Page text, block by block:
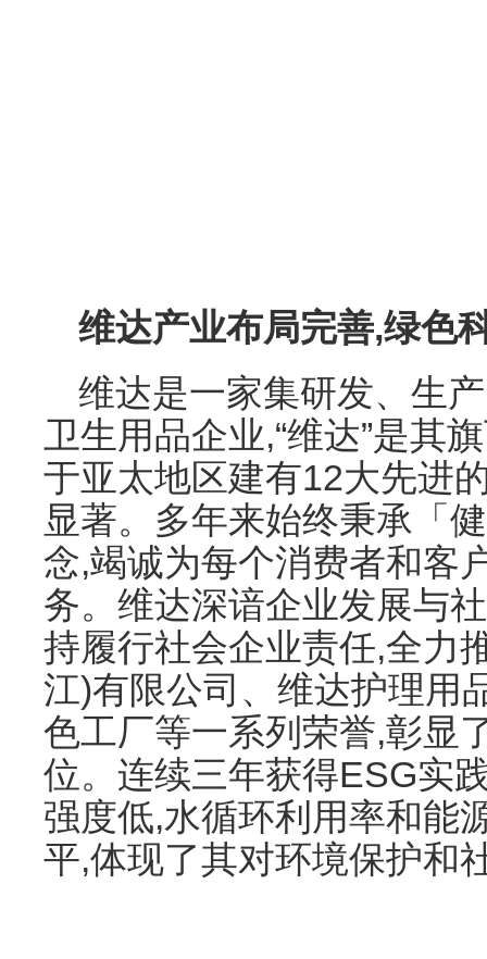
维达产业布局完善,绿色
维达是一家集研发、生
卫生用品企业,“维达”是其
于亚太地区建有12大先进
显著。多年来始终秉承「
念,竭诚为每个消费者和客
务。维达深谙企业发展与
持履行社会企业责任,全力
江)有限公司、维达护理用
色工厂等一系列荣誉,彰显
位。连续三年获得ESG实
强度低,水循环利用率和能
平,体现了其对环境保护和